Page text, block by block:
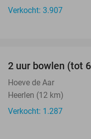
Verkocht: 3.907
2 uur bowlen (tot
Hoeve de Aar
Heerlen (12 km)
Verkocht: 1.287